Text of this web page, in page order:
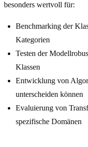
besonders wertvoll für:
Benchmarking der
Kategorien
Testen der
Klassen
Entwicklung von
unterscheiden können
Evaluierung von
spezifische Domänen